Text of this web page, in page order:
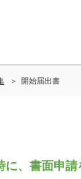
開始届出書
、書面申